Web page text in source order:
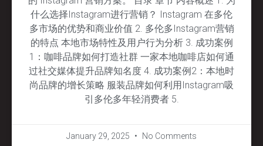
什么选择Instagram进行营销？ Instagram 在多伦
多市场的优势和商业价值 2. 多伦多Instagram营销
的特点 本地市场特性及用户行为分析 3. 成功案例
1：咖啡品牌如何打造社群 一家本地咖啡店如何通
过社交媒体提升品牌知名度 4. 成功案例2：本地时
尚品牌的增长策略 服装品牌如何利用Instagram吸
引多伦多年轻消费者 5.
January 29, 2025 No Comments